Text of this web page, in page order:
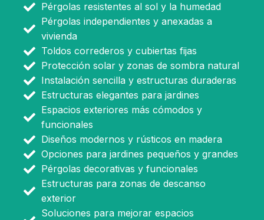
Pérgolas resistentes al sol y la humedad
Pérgolas independientes y anexadas a
vivienda
Toldos correderos y cubiertas fijas
Protección solar y zonas de sombra natural
Instalación sencilla y estructuras duraderas
Estructuras elegantes para jardines
Espacios exteriores más cómodos y
funcionales
Diseños modernos y rústicos en madera
Opciones para jardines pequeños y grandes
Pérgolas decorativas y funcionales
Estructuras para zonas de descanso
exterior
Soluciones para mejorar espacios